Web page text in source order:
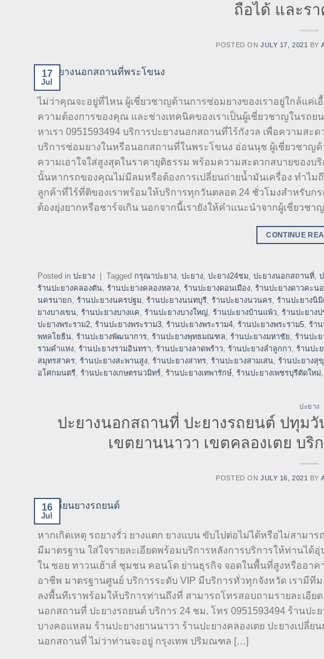
ถือได้ และร
POSTED ON JULY 17, 2021 BY
17
Jul
ไม่ว่าคุณจะอยู่ที่ไหน ผู้เชี่ยวชาญด้านการซ่อมยางของเราอยู่ใกล้แค่เ
ความต้องการของคุณ และช่างเทคนิคของเราเป็นผู้เชี่ยวชาญในรถ
หาเรา 0951593494 บริการปะยางนอกสถานที่ไร้กังวล เพื่อความ
บริการซ่อมยางในหรือนอกสถานที่ในพระโขนง อ่อนนุช ผู้เชี่ยวชาญ
ความเอาใจใส่สูงสุดในราคายุติธรรม พร้อมความสะดวกสบายของบ
นั้นหากรถของคุณไม่มีลมหรือต้องการเปลี่ยนถ่ายน้ำมันเครื่อง ทำไม
ลูกค้าที่ไร้ที่ติของเราพร้อมให้บริการทุกวันตลอด 24 ชั่วโมงสำหรับก
ต้องยุ่งยากหรือชาร์จเกิน นอกจากนี้เรายังให้คำแนะนำจากผู้เชี่ยว
CONTINUE
Posted in ปะยาง Tagged กรุณาปะยาง, ปะยาง, ปะยาง24ชม, ปะยางนอกสถานที่,
ร้านปะยางคลองตัน, ร้านปะยางคลองหลวง, ร้านปะยางดอนเมือง, ร้านปะยางดาวคะน
นครนายก, ร้านปะยางนครปฐม, ร้านปะยางนนทบุรี, ร้านปะยางนวนคร, ร้านปะยางนิ
ยางบางเขน, ร้านปะยางบางแค, ร้านปะยางบางใหญ่, ร้านปะยางบ้านแพ้ว, ร้านปะยาง
ปะยางพระราม2, ร้านปะยางพระราม3, ร้านปะยางพระราม4, ร้านปะยางพระราม5, ร้าน
พหลโยธิน, ร้านปะยางพัฒนาการ, ร้านปะยางพุทธมณฑล, ร้านปะยางมหาชัย, ร้านปะ
รามคำแหง, ร้านปะยางรามอินทรา, ร้านปะยางลาดพร้าว, ร้านปะยางลำลูกกา, ร้านปะ
สมุทรสาคร, ร้านปะยางสะพานสูง, ร้านปะยางสาทร, ร้านปะยางสามเสน, ร้านปะยางสุ
อโศกมนตรี, ร้านปะยางเกษตรนวมิทร์, ร้านปะยางเทพารักษ์, ร้านปะยางเพชรบุรีตัดใหม่,
ปะยาง
ปะยางนอกสถานที่ ปะยางรถยนต์ ปทุม
เขตยานนาวา เขตคลองเตย บริ
POSTED ON JULY 16, 2021 BY
16
Jul
หากเกิดเหตุ รถยางรั่ว ยางแตก ยางแบน ขับไปต่อไม่ได้หรือไม่สามา
มีมาตรฐาน ใส่ใจรายละเอียดพร้อมบริการหลังการบริการให้ท่านได้
ใน ซอย ทาวนเฮ้าส์ ชุมชน คอนโด ย่านธุรกิจ จอดในพื้นที่สูงหรืออาค
อาชีพ มาตรฐานศูนย์ บริการระดับ VIP มีบริการทั่วทุกจังหวัด เรามี
ลงพื้นทีเราพร้อมให้บริการท่านถึงที่ สามารถโทรสอบถามรายละเอีย
นอกสถานที่ ปะยางรถยนต์ บริการ 24 ชม. โทร 0951593494 ร้านปะ
บางคอแหลม ร้านปะยางยานนาวา ร้านปะยางคลองเตย ปะยางเปลี่ย
นอกสถานที่ ไม่ว่าท่านจะอยู่ กรุงเทพ ปริมณฑล […]